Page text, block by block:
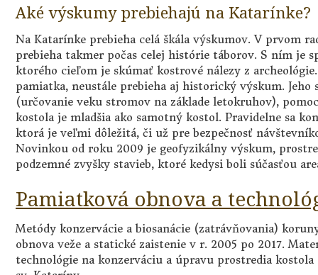
Aké výskumy prebiehajú na Katarínke?
Na Katarínke prebieha celá škála výskumov. V prvom
prebieha takmer počas celej histórie táborov. S ním je
ktorého cieľom je skúmať kostrové nálezy z
pamiatka, neustále prebieha aj historický výskum. Jeho
(určovanie veku stromov na základe letokruhov),
kostola je mladšia ako samotný kostol. Pravidelne sa
ktorá je veľmi dôležitá, či už pre bezpečnosť
Novinkou od roku 2009 je geofyzikálny výskum,
podzemné zvyšky stavieb, ktoré kedysi boli súčasťou
Pamiatková obnova a
Metódy konzervácie a biosanácie (zatrávňovania)
obnova veže a statické zaistenie v r. 2005 po 2017.
technológie na konzerváciu a úpravu prostredia kostola